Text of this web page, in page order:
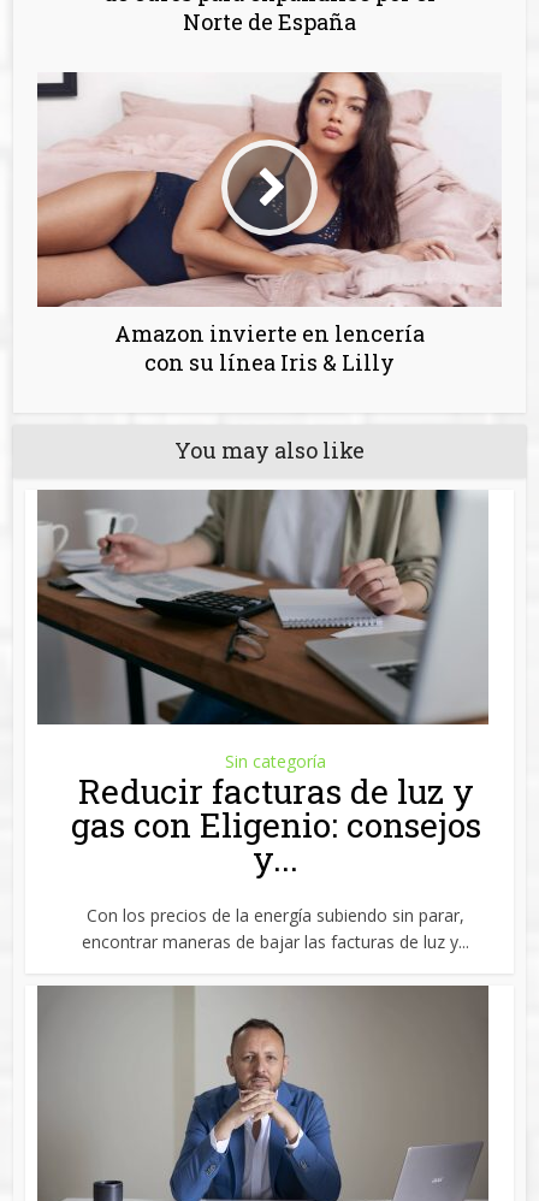
Norte de España
Amazon invierte en lencería
con su línea Iris & Lilly
You may also like
Sin categoría
Reducir facturas de luz y
gas con Eligenio: consejos
y...
Con los precios de la energía subiendo sin parar,
encontrar maneras de bajar las facturas de luz y...